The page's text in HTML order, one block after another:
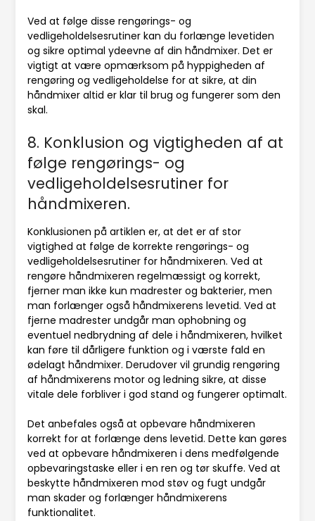
Ved at følge disse rengørings- og
vedligeholdelsesrutiner kan du forlænge levetiden
og sikre optimal ydeevne af din håndmixer. Det er
vigtigt at være opmærksom på hyppigheden af
rengøring og vedligeholdelse for at sikre, at din
håndmixer altid er klar til brug og fungerer som den
skal.
8. Konklusion og vigtigheden af at
følge rengørings- og
vedligeholdelsesrutiner for
håndmixeren.
Konklusionen på artiklen er, at det er af stor
vigtighed at følge de korrekte rengørings- og
vedligeholdelsesrutiner for håndmixeren. Ved at
rengøre håndmixeren regelmæssigt og korrekt,
fjerner man ikke kun madrester og bakterier, men
man forlænger også håndmixerens levetid. Ved at
fjerne madrester undgår man ophobning og
eventuel nedbrydning af dele i håndmixeren, hvilket
kan føre til dårligere funktion og i værste fald en
ødelagt håndmixer. Derudover vil grundig rengøring
af håndmixerens motor og ledning sikre, at disse
vitale dele forbliver i god stand og fungerer optimalt.
Det anbefales også at opbevare håndmixeren
korrekt for at forlænge dens levetid. Dette kan gøres
ved at opbevare håndmixeren i dens medfølgende
opbevaringstaske eller i en ren og tør skuffe. Ved at
beskytte håndmixeren mod støv og fugt undgår
man skader og forlænger håndmixerens
funktionalitet.